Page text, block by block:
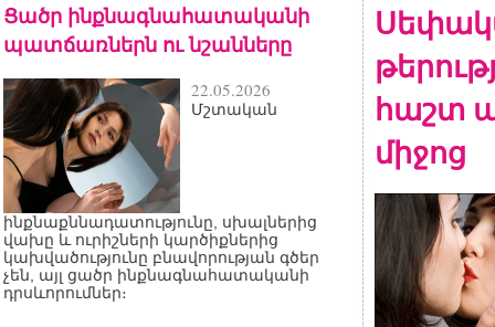
Ցածր ինքնագնահատականի
պատճառներն ու նշանները
22.05.2026
Մշտական
ինքնաքննադատությունը, սխալներից
վախը և ուրիշների կարծիքներից
կախվածությունը բնավորության գծեր
չեն, այլ ցածր ինքնագնահատականի
դրսևորումներ։
հաշտ
միջոց